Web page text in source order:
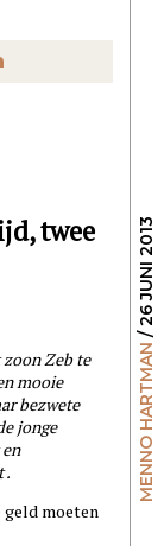
MENNO HARTMAN
/ 26 JUNI 2013
twee
zoon Zeb te
mooie
bezwete
jonge
.
moeten